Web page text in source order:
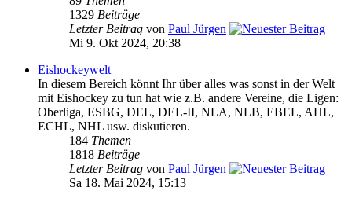
1329 Beiträge
Letzter Beitrag von Paul Jürgen
Mi 9. Okt 2024, 20:38
Eishockeywelt
In diesem Bereich könnt Ihr über alles was sonst in der Welt
mit Eishockey zu tun hat wie z.B. andere Vereine, die Ligen:
Oberliga, ESBG, DEL, DEL-II, NLA, NLB, EBEL, AHL,
ECHL, NHL usw. diskutieren.
184 Themen
1818 Beiträge
Letzter Beitrag von Paul Jürgen
Sa 18. Mai 2024, 15:13